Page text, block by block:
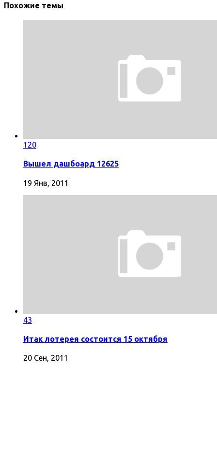
Похожие темы
120
Вышел дашбоард 12625
19 Янв, 2011
43
Итак лотерея состоится 15 октября
20 Сен, 2011